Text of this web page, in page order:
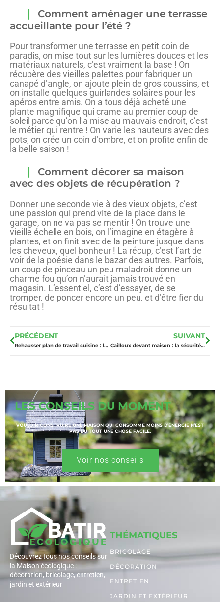
Comment aménager une terrasse
accueillante pour l’été ?
Pour transformer une terrasse en petit coin de
paradis, on mise tout sur les lumières douces et les
matériaux naturels, c’est vraiment la base ! On
récupère des vieilles palettes pour fabriquer un
canapé d’angle, on ajoute plein de gros coussins, et
on installe quelques guirlandes solaires pour les
apéros entre amis. On a tous déjà acheté une
plante magnifique qui crame au premier coup de
soleil parce qu’on l’a mise au mauvais endroit, c’est
le métier qui rentre ! On varie les hauteurs avec des
pots, on crée un coin d’ombre, et on profite enfin de
la belle saison !
Comment décorer sa maison
avec des objets de récupération ?
Donner une seconde vie à des vieux objets, c’est
une passion qui prend vite de la place dans le
garage, on ne va pas se mentir ! On trouve une
vieille échelle en bois, on l’imagine en étagère à
plantes, et on finit avec de la peinture jusque dans
les cheveux, quel bonheur ! La récup, c’est l’art de
voir de la poésie dans le bazar des autres. Parfois,
un coup de pinceau un peu maladroit donne un
charme fou qu’on n’aurait jamais trouvé en
magasin. L’essentiel, c’est d’essayer, de se
tromper, de poncer encore un peu, et d’être fier du
résultat !
PRÉCÉDENT
Rehausser plan de travail cuisine : les solutions pour gagner en hauteur
SUIVANT
Cailloux devant maison : la sécurité de votre habitation est-elle menacée ?
LES CONSEILS DU MOMENT
VOULOIR CONSTRUIRE UNE MAISON QUI CONSOMME MOINS D’ÉNERGIE N’EST
PAS DU TOUT UNE CHOSE FACILE.
Voir nos conseils
Découvrez tous nos conseils sur
la Maison écologique :
décoration, bricolage, entretien,
jardin et extérieur
THÉMATIQUES
BRICOLAGE
DÉCORATION
ENTRETIEN
JARDIN ET EXTÉRIEUR